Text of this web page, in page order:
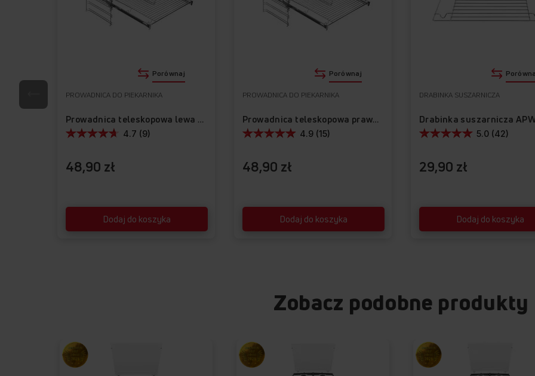
48,90 zł
PROWADNICA DO PIEKARNIKA
Prowadnica teleskopowa lewa APG1001
Dodaj do koszyka
4.7 (9)
Porównaj
48,90 zł
PROWADNICA DO PIEKARNIKA
Prowadnica teleskopowa prawa APG1002
Dodaj do koszyka
4.9 (15)
Porównaj
29,90 zł
DRABINKA SUSZARNICZA
Drabinka suszarnicza
Dodaj do koszyka
5.0 (42)
Zobacz podobne produkty